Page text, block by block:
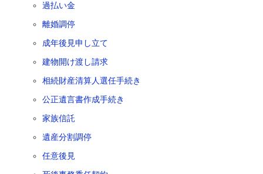
過払い金
離婚調停
成年後見申し立て
建物開け渡し請求
相続財産清算人選任手続き
公正遺言書作成手続き
家族信託
遺産分割調停
任意後見